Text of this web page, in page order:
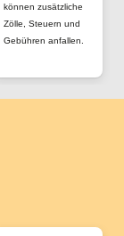
werden
können zusätzliche
Zölle, Steuern und
Gebühren anfallen.